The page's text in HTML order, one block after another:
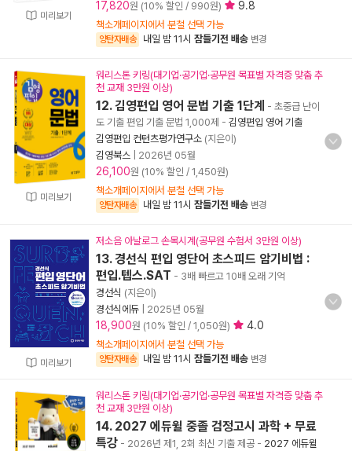
미리보기
17,820원 (10% 할인 / 990원) 9.8
책소개페이지에서 분철 선택 가능
양탄자배송 내일 밤 11시 잠들기전 배송 변경
미리보기
워리스톤 키링(대기업·공기업·공무원 목표별 자격증 맞춤 추
천 교재 3만원 이상)
12. 김영편입 영어 문법 기출 1단계 - 초중급 난이
도 기출 편입 기출 문법 1,000제 - 김영편입 영어 기출
김영편입 컨턴츠평가연구소 (지은이)
김영북스
2026년 05월
26,100원 (10% 할인 / 1,450원)
책소개페이지에서 분철 선택 가능
양탄자배송 내일 밤 11시 잠들기전 배송 변경
미리보기
저소음 아날로그 손목시계(공무원 수험서 3만원 이상)
13. 경선식 편입 영단어 초스피드 암기비법 :
편입.텝스.SAT - 3배 빠르고 10배 오래 기억
경선식 (지은이)
경선식에듀
2025년 05월
18,900원 (10% 할인 / 1,050원) 4.0
책소개페이지에서 분철 선택 가능
양탄자배송 내일 밤 11시 잠들기전 배송 변경
워리스톤 키링(대기업·공기업·공무원 목표별 자격증 맞춤 추
천 교재 3만원 이상)
14. 2027 에듀윌 중졸 검정고시 과학 + 무료
특강 - 2026년 제1, 2회 최신 기출 제공 - 2027 에듀윌